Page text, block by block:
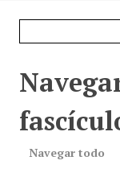
Navegar todo